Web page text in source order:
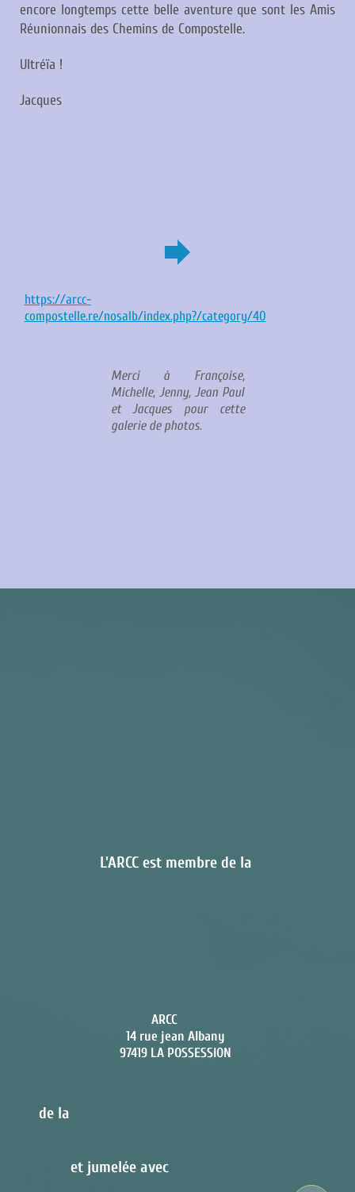
encore longtemps cette belle aventure que sont les Amis
Réunionnais des Chemins de Compostelle.
Ultréïa !
Jacques
forward
https://arcc-
compostelle.re/nosalb/index.php?/category/40
Merci à Françoise,
Michelle, Jenny, Jean Paul
et Jacques pour cette
galerie de photos.
L'ARCC est membre de la
ARCC
14 rue jean Albany
97419 LA POSSESSION
de la
et jumelée avec